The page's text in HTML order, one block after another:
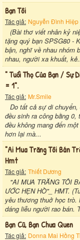
Bạn Tôi
Tác giả: Nguyễn Đình Hiệp
(Bài thơ viết nhân kỷ
tặng quý bạn SPSG80 -
bận, nghĩ về nhau nhóm
nhau, người xa khuất,
" Tuổi Thọ Của Bạn / Sự
= 1".
Tác giả: Mr.Smile
Do tất cả sự di
đều sinh ra công bằng
đều không mang đến
hơn lại mà...
"ai Mua Trăng Tôi Bán
Hmt
Tác giả: Thiết Dương
"AI MUA TRĂNG TÔI
ƯỚC HẸN HÒ"_ HMT.
yêu thương thuở học trò.
dáng liễu người rao bán.
Bạn Cũ, Bạn Chưa Quen
Tác giả: Donna Mai Hồng